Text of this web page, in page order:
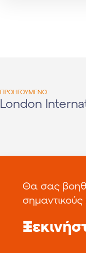
ΠΡΟΗΓΟΥΜΕΝΟ
London
Θα σας
σημαντικούς